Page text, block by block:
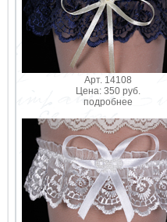
Арт. 14108
Цена: 350 руб.
подробнее